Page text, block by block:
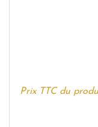
Prix TTC du